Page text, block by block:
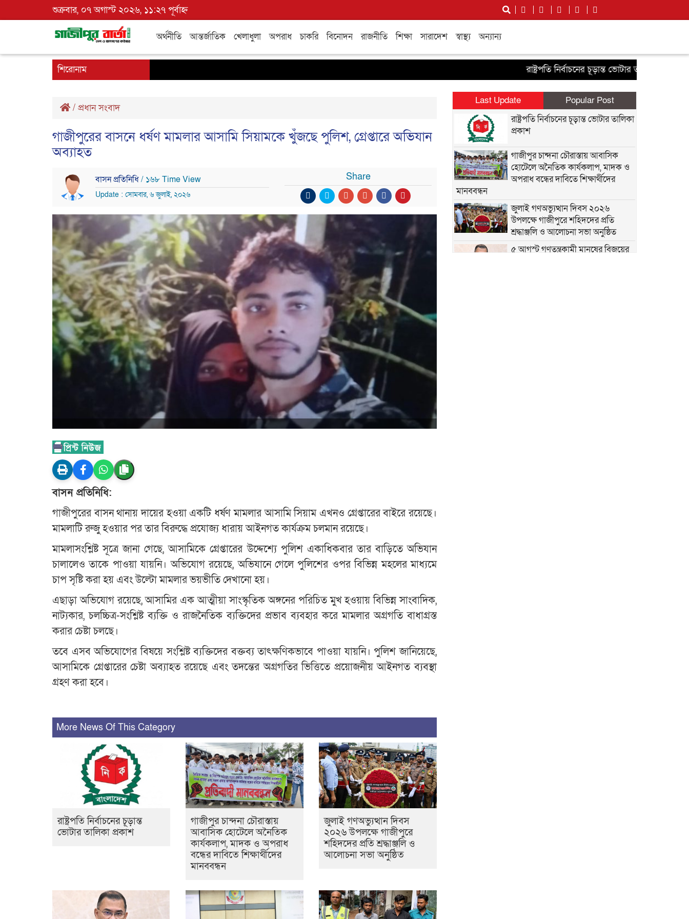
শুক্রবার, ০৭ অগাস্ট ২০২৬, ১১:২৭ পূর্বাহ্ন
অর্থনীতি আন্তর্জাতিক খেলাধুলা অপরাধ চাকরি বিনোদন রাজনীতি শিক্ষা সারাদেশ স্বাস্থ্য অন্যান্য
শিরোনাম রাষ্ট্রপতি নির্বাচনের চূড়ান্ত ভোটার তালিকা প্রকাশ
/ প্রধান সংবাদ
গাজীপুরের বাসনে ধর্ষণ মামলার আসামি সিয়ামকে খুঁজছে পুলিশ, গ্রেপ্তারে অভিযান
অব্যাহত
বাসন প্রতিনিধি/ ১৬৮ Time View
Update : সোমবার, ৬ জুলাই, ২০২৬
Share
বাসন প্রতিনিধি:
গাজীপুরের বাসন থানায় দায়ের হওয়া একটি ধর্ষণ মামলার আসামি সিয়াম এখনও গ্রেপ্তারের বাইরে রয়েছে।
মামলাটি রুজু হওয়ার পর তার বিরুদ্ধে প্রযোজ্য ধারায় আইনগত কার্যক্রম চলমান রয়েছে।
মামলাসংশ্লিষ্ট সূত্রে জানা গেছে, আসামিকে গ্রেপ্তারের উদ্দেশ্যে পুলিশ একাধিকবার তার বাড়িতে অভিযান
চালালেও তাকে পাওয়া যায়নি। অভিযোগ রয়েছে, অভিযানে গেলে পুলিশের ওপর বিভিন্ন মহলের মাধ্যমে
চাপ সৃষ্টি করা হয় এবং উল্টো মামলার ভয়ভীতি দেখানো হয়।
এছাড়া অভিযোগ রয়েছে, আসামির এক আত্মীয়া সাংস্কৃতিক অঙ্গনের পরিচিত মুখ হওয়ায় বিভিন্ন সাংবাদিক,
নাট্যকার, চলচ্চিত্র-সংশ্লিষ্ট ব্যক্তি ও রাজনৈতিক ব্যক্তিদের প্রভাব ব্যবহার করে মামলার অগ্রগতি বাধাগ্রস্ত
করার চেষ্টা চলছে।
তবে এসব অভিযোগের বিষয়ে সংশ্লিষ্ট ব্যক্তিদের বক্তব্য তাৎক্ষণিকভাবে পাওয়া যায়নি। পুলিশ জানিয়েছে,
আসামিকে গ্রেপ্তারের চেষ্টা অব্যাহত রয়েছে এবং তদন্তের অগ্রগতির ভিত্তিতে প্রয়োজনীয় আইনগত ব্যবস্থা
গ্রহণ করা হবে।
More News Of This Category
রাষ্ট্রপতি নির্বাচনের চূড়ান্ত
ভোটার তালিকা প্রকাশ
গাজীপুর চান্দনা চৌরাস্তায়
আবাসিক হোটেলে অনৈতিক
কার্যকলাপ, মাদক ও অপরাধ
বন্ধের দাবিতে শিক্ষার্থীদের
মানববন্ধন
জুলাই গণঅভ্যুত্থান দিবস
২০২৬ উপলক্ষে গাজীপুরে
শহিদদের প্রতি শ্রদ্ধাঞ্জলি ও
আলোচনা সভা অনুষ্ঠিত
Last Update
Popular Post
রাষ্ট্রপতি নির্বাচনের চূড়ান্ত ভোটার তালিকা
প্রকাশ
গাজীপুর চান্দনা চৌরাস্তায় আবাসিক
হোটেলে অনৈতিক কার্যকলাপ, মাদক ও
অপরাধ বন্ধের দাবিতে শিক্ষার্থীদের
মানববন্ধন
জুলাই গণঅভ্যুত্থান দিবস ২০২৬
উপলক্ষে গাজীপুরে শহিদদের প্রতি
শ্রদ্ধাঞ্জলি ও আলোচনা সভা অনুষ্ঠিত
৫ আগস্ট গণতন্ত্রকামী মানুষের বিজয়ের